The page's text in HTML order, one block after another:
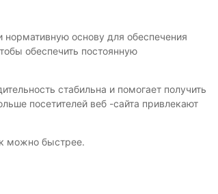
основу для обеспечения
обеспечить постоянную
стабильна и помогает получить
посетителей веб -сайта привлекают
можно быстрее.